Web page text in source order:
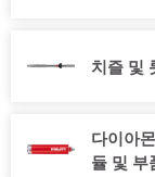
치즐 및
다이아
듈 및 부